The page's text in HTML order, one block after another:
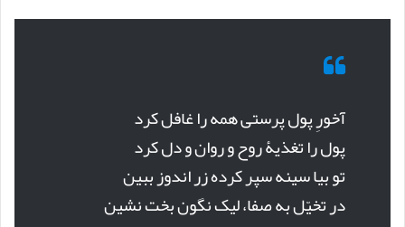
آخورِ پول پرستی همه را غافل کرد
پول را تغذیۀ روح و روان و دل کرد
تو بیا سینه سپر کرده زر اندوز ببین
در تخیّل به صفا، لیک نگون بخت نشین